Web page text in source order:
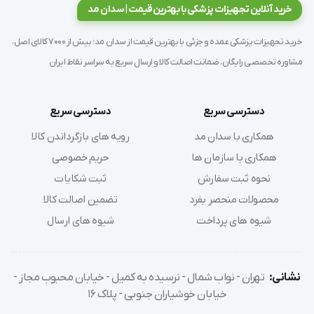
دوران نقاهت پس از جراحی:مناسب برای بیماران پس از
افراد دارای آرتروز شدید:
که تحمل وزن کامل بدن روی مفاصل
دستورالعمل استفاده صحیح (Instruction for
باز کردن دستگاه:واکر را از کارتن خارج کرده و دو طرف بدنه را
به سمت بیرون بکشید تا کاملاً باز شود. مطمئن شوید که
ارتفاع دسته باید در سطحی تنظیم شود که آرنج کاربر زاویه
خمیدگی حدود 15 تا 30 درجه داشته باشد (معمولاً در سطح مچ
خرید آنلاین تجهیزات پزشکی با بهترین قیمت | سدان مد
خرید تجهیزات پزشکی عمده و جزئی با بهترین قیمت از سدان مد؛ بیش از 7000 کالای اصل،
مشاوره تخصصی رایگان، ضمانت اصالت کالا و ارسال سریع به سراسر نقاط ایران
دسترسی سریع
همکاری با سدان مد
همکاری با سازمان ها
نحوه ثبت سفارش
محصولات منحصر بفرد
شیوه های پرداخت
دسترسی سریع
رویه های بازگرداندن کالا
حریم خصوصی
ثبت شکایات
تضمین اصالت کالا
شیوه های ارسال
نشانی: تهران - نواب شمال - نرسیده به کمیل - خیابان محبوب مجاز -
خیابان خوشیاران جنوبی - پلاک 16